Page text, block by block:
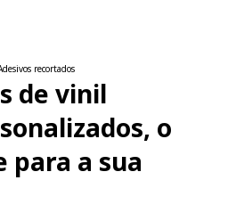
de vinil
o
para a sua